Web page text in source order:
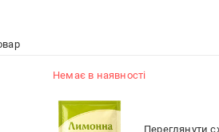
Немає в наявності
Переглянути